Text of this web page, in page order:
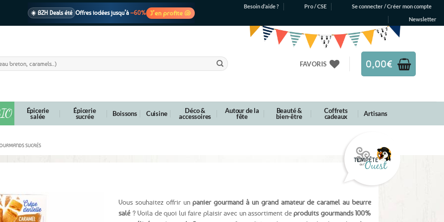
☀️ BZH Deals été Offres iodées jusqu’à –60% J’en profite 🐚
Besoin d’aide ? Pro / CSE
Se connecter / Créer mon compte
Newsletter
FAVORIS 0,00€
Épicerie
salée
Épicerie
sucrée Boissons Cuisine Déco &
accessoires
Autour de la
fête
Beauté &
bien-être
Coffrets
cadeaux Artisans
SUCRÉS
Vous souhaitez offrir unpanier gourmand à un grand amateur de caramel au beurre
salé ? Voila de quoi lui faire plaisir avec un assortiment deproduits gourmands 100%